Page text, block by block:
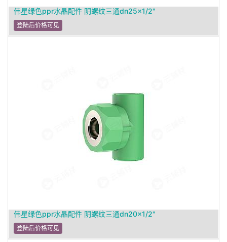
伟星绿色ppr水晶配件 阴螺纹三通dn25×1/2"
登陆后价格可见
伟星绿色ppr水晶配件 阴螺纹三通dn20×1/2"
登陆后价格可见